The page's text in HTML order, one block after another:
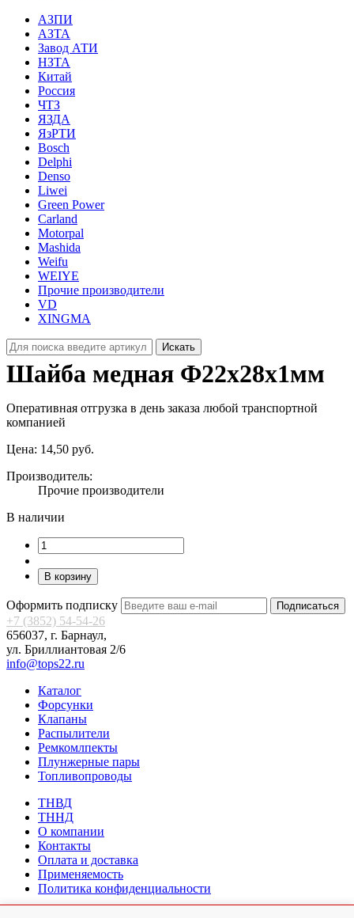
АЗПИ
АЗТА
Завод АТИ
НЗТА
Китай
Россия
ЧТЗ
ЯЗДА
ЯзРТИ
Bosch
Delphi
Denso
Liwei
Green Power
Carland
Motorpal
Mashida
Weifu
WEIYE
Прочие производители
VD
XINGMA
Искать
Шайба медная Ф22х28х1мм
Оперативная отгрузка в день заказа любой транспортной
компанией
Цена: 14,50 руб.
Производитель:
Прочие производители
В наличии
В корзину
Оформить подписку Подписаться
+7 (3852) 54-54-26
656037, г. Барнаул,
ул. Бриллиантовая 2/6
info@tops22.ru
Каталог
Форсунки
Клапаны
Распылители
Ремкомлпекты
Плунжерные пары
Топливопроводы
ТНВД
ТННД
О компании
Контакты
Оплата и доставка
Применяемость
Политика конфиденциальности